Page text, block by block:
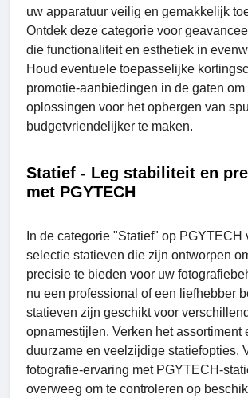
uw apparatuur veilig en gemakkelijk
Ontdek deze categorie voor
die functionaliteit en esthetiek in
Houd eventuele toepasselijke
promotie-aanbiedingen in de gaten om
oplossingen voor het opbergen van
budgetvriendelijker te maken.
Statief - Leg stabiliteit en
met PGYTECH
In de categorie "Statief" op PGYTECH
selectie statieven die zijn ontworpen
precisie te bieden voor uw
nu een professional of een liefhebber
statieven zijn geschikt voor
opnamestijlen. Verken het assortiment
duurzame en veelzijdige statiefopties.
fotografie-ervaring met PGYTECH-
overweeg om te controleren op